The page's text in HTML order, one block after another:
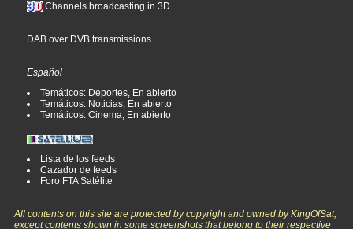
Channels broadcasting in 3D
DAB over DVB transmissions
Español
Temáticos: Deportes, En abierto
Temáticos: Noticias, En abierto
Temáticos: Cinema, En abierto
Lista de los feeds
Cazador de feeds
Foro FTA Satélite
All contents on this site are protected by copyright and owned by KingOfSat,
except contents shown in some screenshots that belong to their respective